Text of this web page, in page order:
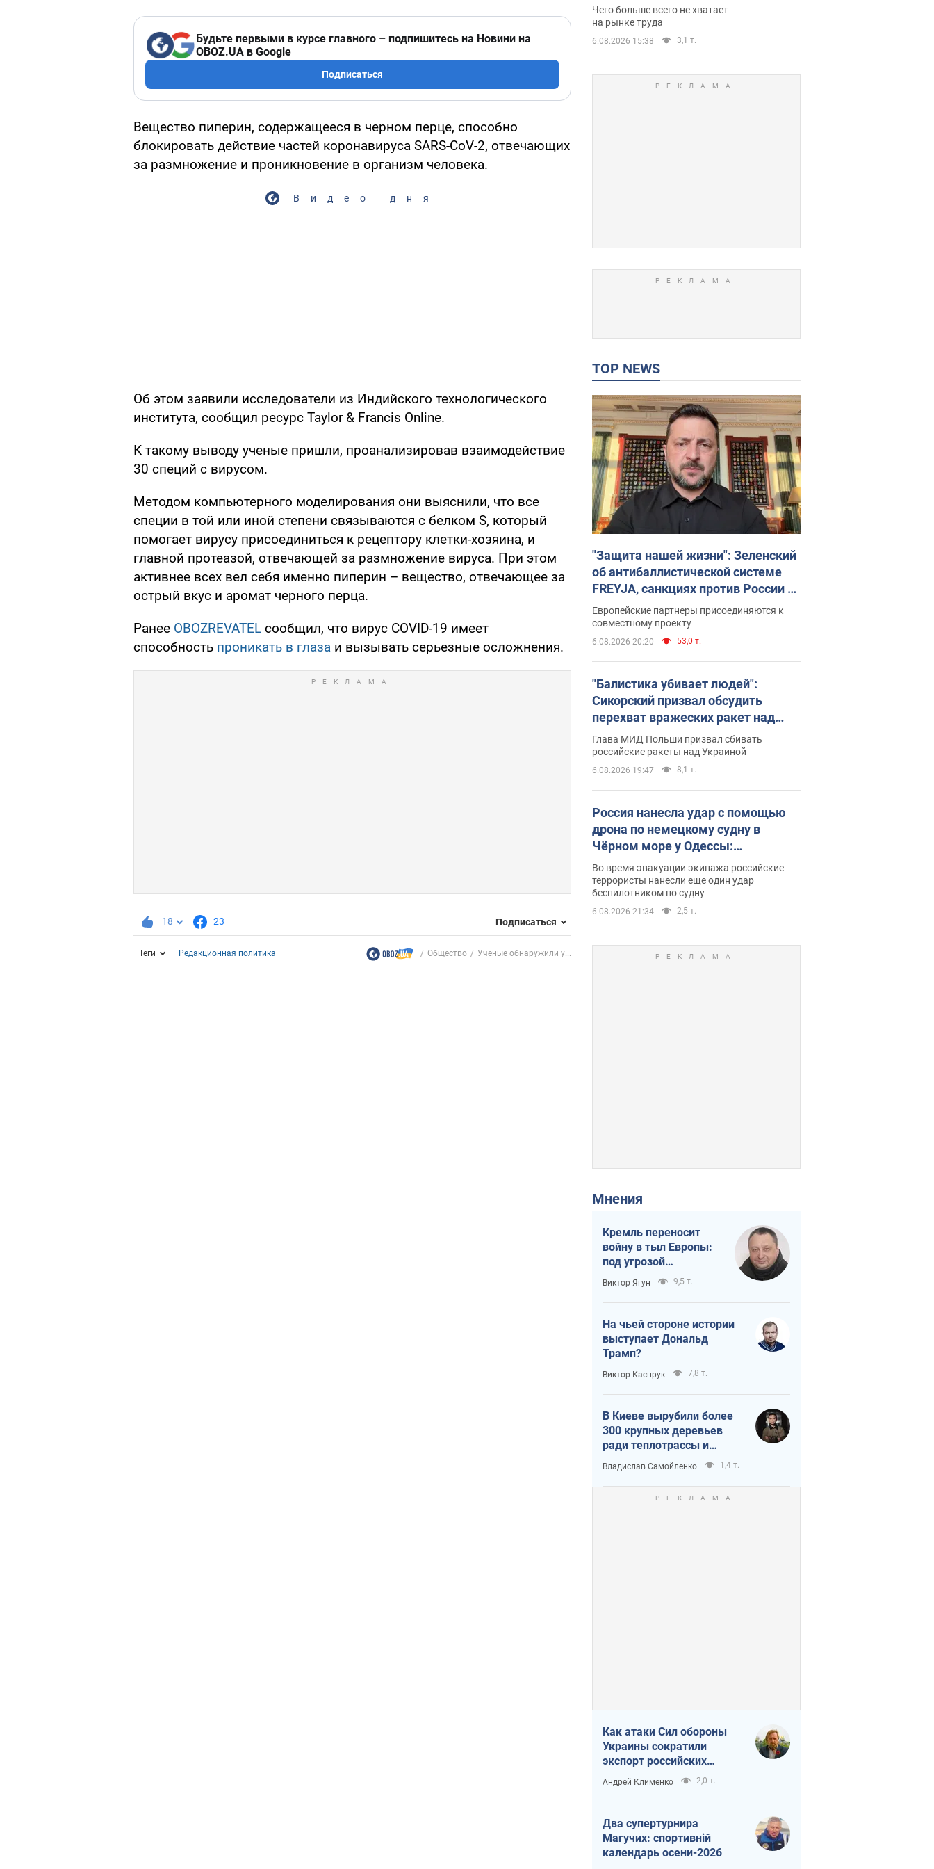
Будьте первыми в курсе главного – подпишитесь на Новини на
OBOZ.UA в Google
Подписаться
Вещество пиперин, содержащееся в черном перце, способно
блокировать действие частей коронавируса SARS-CoV-2, отвечающих
за размножение и проникновение в организм человека.
Видео дня
Об этом заявили исследователи из Индийского технологического
института, сообщил ресурс Taylor & Francis Online.
К такому выводу ученые пришли, проанализировав взаимодействие
30 специй с вирусом.
Методом компьютерного моделирования они выяснили, что все
специи в той или иной степени связываются с белком S, который
помогает вирусу присоединиться к рецептору клетки-хозяина, и
главной протеазой, отвечающей за размножение вируса. При этом
активнее всех вел себя именно пиперин – вещество, отвечающее за
острый вкус и аромат черного перца.
Ранее OBOZREVATEL сообщил, что вирус COVID-19 имеет
способность проникать в глаза и вызывать серьезные осложнения.
18 23 Подписаться
Теги Редакционная политика Общество Ученые обнаружили у...
вакансии
Чего больше всего не хватает
на рынке труда
6.08.2026 15:38 3,1 т.
TOP NEWS
"Защита нашей жизни": Зеленский
об антибаллистической системе
FREYJA, санкциях против России и
поддержке аграриев. Видео
Европейские партнеры присоединяются к
совместному проекту
6.08.2026 20:20 53,0 т.
"Балистика убивает людей":
Сикорский призвал обсудить
перехват вражеских ракет над
Украиной
Глава МИД Польши призвал сбивать
российские ракеты над Украиной
6.08.2026 19:47 8,1 т.
Россия нанесла удар с помощью
дрона по немецкому судну в
Чёрном море у Одессы:
подробности
Во время эвакуации экипажа российские
террористы нанесли еще один удар
беспилотником по судну
6.08.2026 21:34 2,5 т.
Мнения
Кремль переносит
войну в тыл Европы:
под угрозой
критическая
логистика
Виктор Ягун 9,5 т.
На чьей стороне истории
выступает Дональд
Трамп?
Виктор Каспрук 7,8 т.
В Киеве вырубили более
300 крупных деревьев
ради теплотрассы и
вопреки Генплану
Владислав Самойленко 1,4 т.
Как атаки Сил обороны
Украины сократили
экспорт российских
нефтепродуктов
Андрей Клименко 2,0 т.
Два супертурнира
Магучих: спортивній
календарь осени-2026